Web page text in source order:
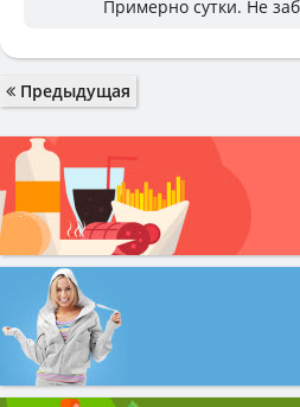
Примерно сутки. Не
Предыдущая